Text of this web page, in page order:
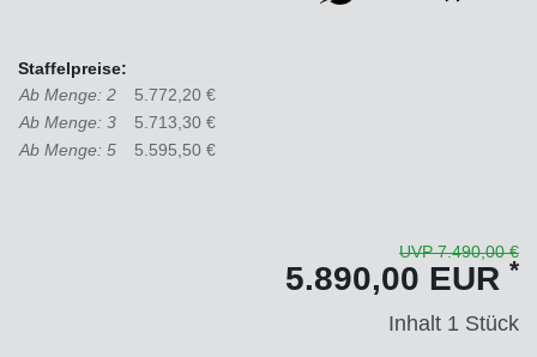
Staffelpreise:
Ab Menge: 2
5.772,20 €
Ab Menge: 3
5.713,30 €
Ab Menge: 5
5.595,50 €
UVP 7.490,00 €
5.890,00 EUR *
Inhalt 1 Stück